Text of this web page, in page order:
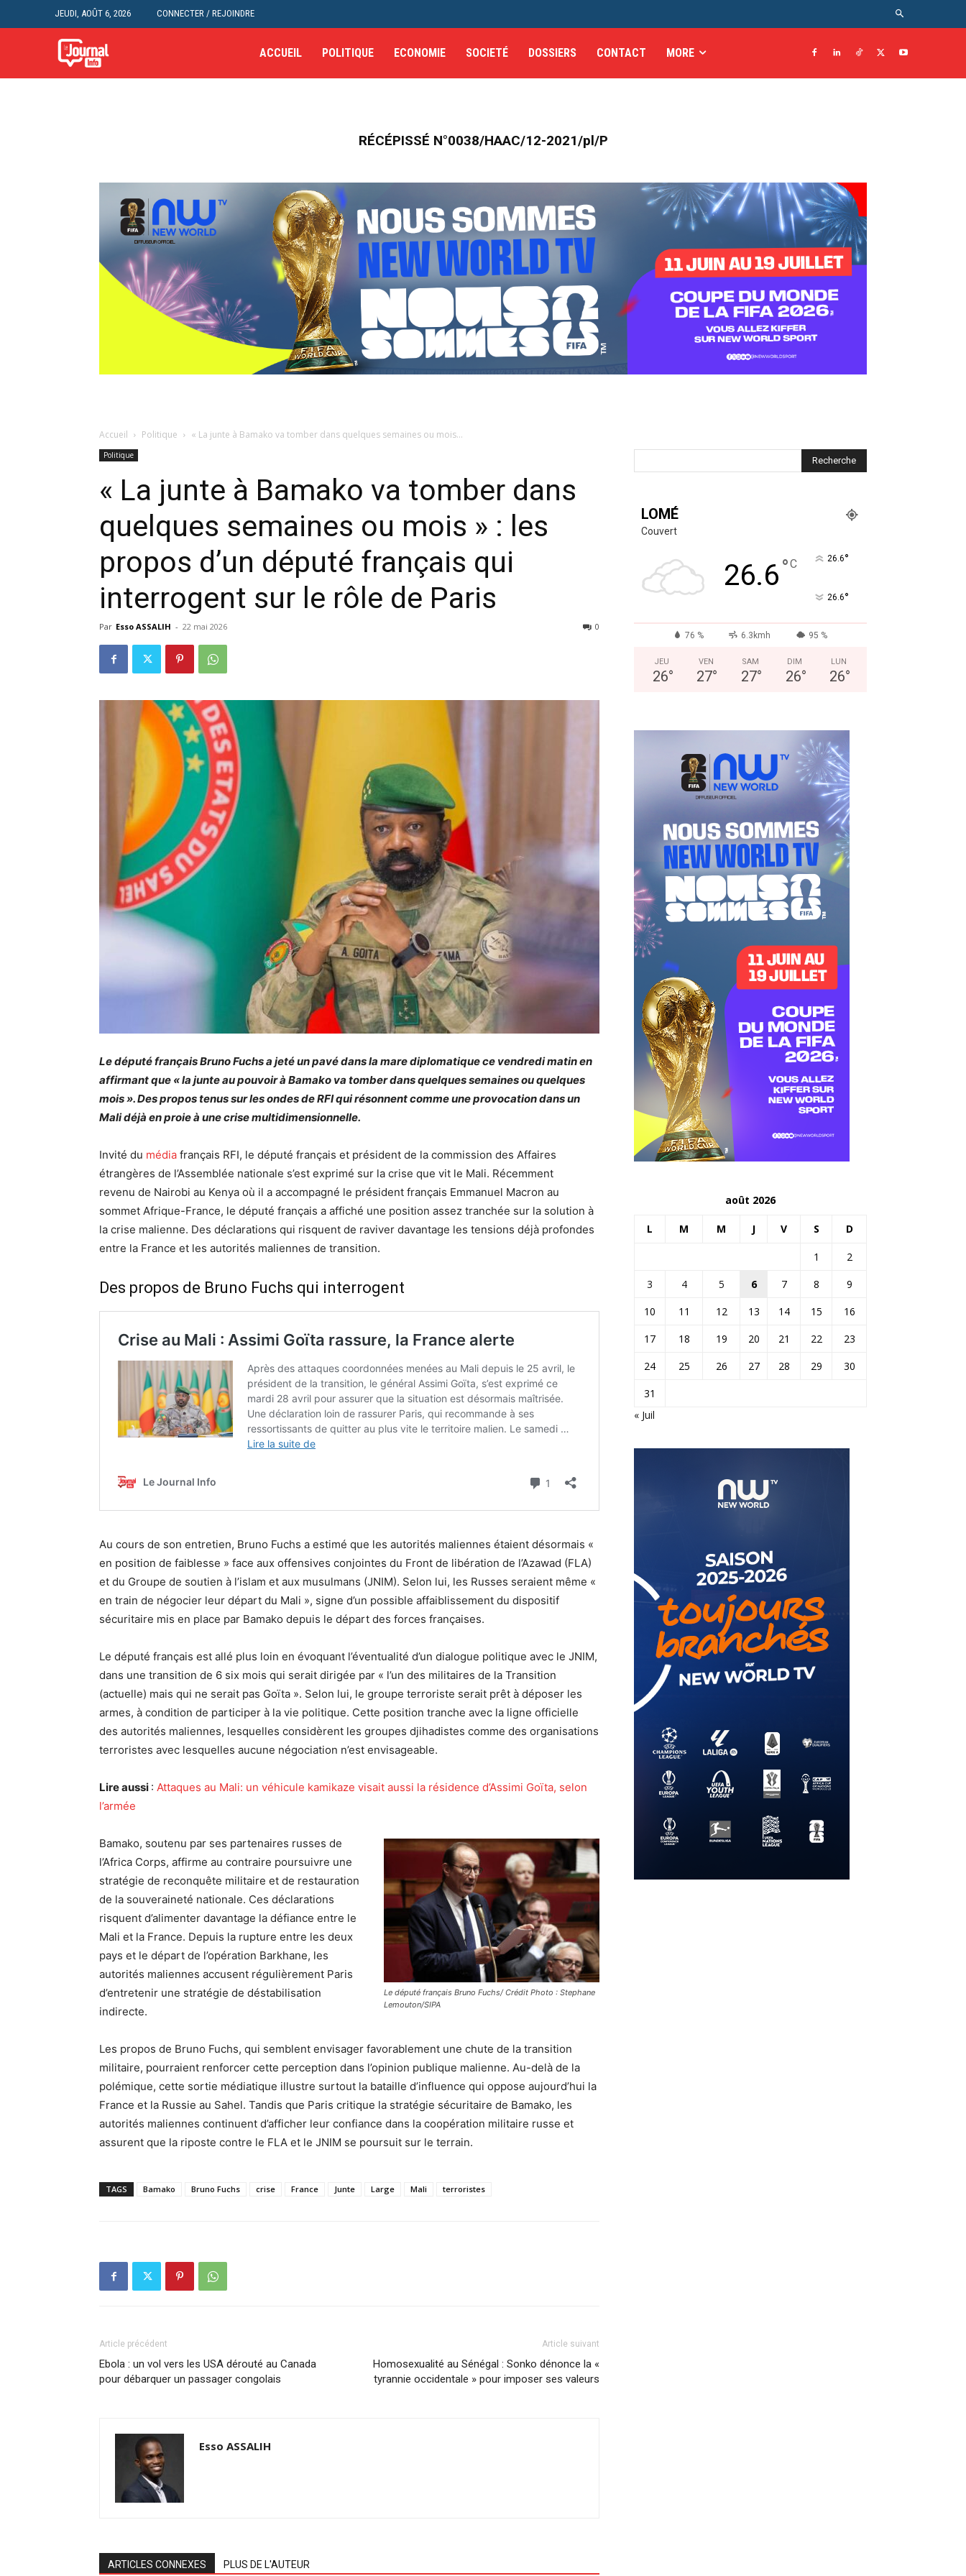
JEUDI, AOÛT 6, 2026 CONNECTER / REJOINDRE
ACCUEIL POLITIQUE ECONOMIE SOCIETÉ DOSSIERS CONTACT MORE
RÉCÉPISSÉ N°0038/HAAC/12-2021/pl/P
Accueil Politique « La junte à Bamako va tomber dans quelques semaines ou mois...
Politique
« La junte à Bamako va tomber dans
quelques semaines ou mois » : les
propos d’un député français qui
interrogent sur le rôle de Paris
Par Esso ASSALIH - 22 mai 2026 0
Le député français Bruno Fuchs a jeté un pavé dans la mare diplomatique ce vendredi matin en
affirmant que « la junte au pouvoir à Bamako va tomber dans quelques semaines ou quelques
mois ». Des propos tenus sur les ondes de RFI qui résonnent comme une provocation dans un
Mali déjà en proie à une crise multidimensionnelle.
Invité du média français RFI, le député français et président de la commission des Affaires
étrangères de l’Assemblée nationale s’est exprimé sur la crise que vit le Mali. Récemment
revenu de Nairobi au Kenya où il a accompagné le président français Emmanuel Macron au
sommet Afrique-France, le député français a affiché une position assez tranchée sur la solution à
la crise malienne. Des déclarations qui risquent de raviver davantage les tensions déjà profondes
entre la France et les autorités maliennes de transition.
Des propos de Bruno Fuchs qui interrogent
Au cours de son entretien, Bruno Fuchs a estimé que les autorités maliennes étaient désormais «
en position de faiblesse » face aux offensives conjointes du Front de libération de l’Azawad (FLA)
et du Groupe de soutien à l’islam et aux musulmans (JNIM). Selon lui, les Russes seraient même «
en train de négocier leur départ du Mali », signe d’un possible affaiblissement du dispositif
sécuritaire mis en place par Bamako depuis le départ des forces françaises.
Le député français est allé plus loin en évoquant l’éventualité d’un dialogue politique avec le JNIM,
dans une transition de 6 six mois qui serait dirigée par « l’un des militaires de la Transition
(actuelle) mais qui ne serait pas Goïta ». Selon lui, le groupe terroriste serait prêt à déposer les
armes, à condition de participer à la vie politique. Cette position tranche avec la ligne officielle
des autorités maliennes, lesquelles considèrent les groupes djihadistes comme des organisations
terroristes avec lesquelles aucune négociation n’est envisageable.
Lire aussi : Attaques au Mali: un véhicule kamikaze visait aussi la résidence d’Assimi Goïta, selon
l’armée
Le député français Bruno Fuchs/ Crédit Photo : Stephane
Lemouton/SIPA
Bamako, soutenu par ses partenaires russes de
l’Africa Corps, affirme au contraire poursuivre une
stratégie de reconquête militaire et de restauration
de la souveraineté nationale. Ces déclarations
risquent d’alimenter davantage la défiance entre le
Mali et la France. Depuis la rupture entre les deux
pays et le départ de l’opération Barkhane, les
autorités maliennes accusent régulièrement Paris
d’entretenir une stratégie de déstabilisation
indirecte.
Les propos de Bruno Fuchs, qui semblent envisager favorablement une chute de la transition
militaire, pourraient renforcer cette perception dans l’opinion publique malienne. Au-delà de la
polémique, cette sortie médiatique illustre surtout la bataille d’influence qui oppose aujourd’hui la
France et la Russie au Sahel. Tandis que Paris critique la stratégie sécuritaire de Bamako, les
autorités maliennes continuent d’afficher leur confiance dans la coopération militaire russe et
assurent que la riposte contre le FLA et le JNIM se poursuit sur le terrain.
TAGS Bamako Bruno Fuchs crise France Junte Large Mali terroristes
Article précédent
Ebola : un vol vers les USA dérouté au Canada
pour débarquer un passager congolais
Article suivant
Homosexualité au Sénégal : Sonko dénonce la «
tyrannie occidentale » pour imposer ses valeurs
Esso ASSALIH
ARTICLES CONNEXES PLUS DE L'AUTEUR
LOMÉ
Couvert
26.6°C 26.6°
26.6°
76 % 6.3kmh 95 %
JEU
26°
VEN
27°
SAM
27°
DIM
26°
LUN
26°
août 2026
L M M J V S D
1
2
3
4 5 6 7 8
9
10
11 12 13 14 15
16
17
18 19 20 21 22
23
24
25 26 27 28 29
30
31
« Juil